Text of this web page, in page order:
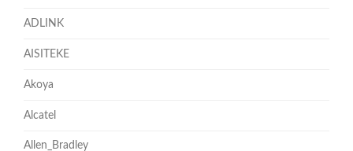
ADLINK
AISITEKE
Akoya
Alcatel
Allen_Bradley